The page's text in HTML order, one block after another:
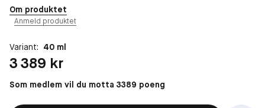
Om produktet
Anmeld produktet
Variant: 40 ml
Pris: 3 389 kr
3 389 kr
Som medlem vil du motta 3389 poeng